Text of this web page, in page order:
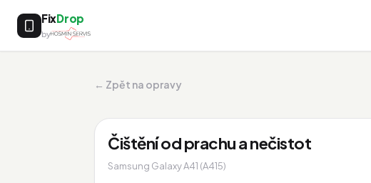
FixDrop
by
← Zpět na opravy
Čištění od prachu a nečistot
Samsung Galaxy A41 (A415)